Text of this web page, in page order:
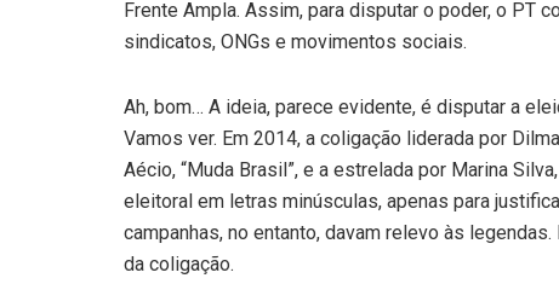
Frente Ampla. Assim, para disputar o poder, o PT
sindicatos, ONGs e movimentos sociais.
Ah, bom… A ideia, parece evidente, é disputar a
Vamos ver. Em 2014, a coligação liderada por
Aécio, “Muda Brasil”, e a estrelada por Marina
eleitoral em letras minúsculas, apenas para
campanhas, no entanto, davam relevo às
da coligação.